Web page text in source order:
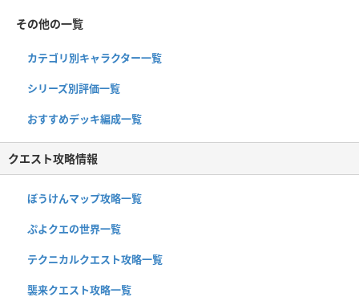
その他の一覧
カテゴリ別キャラクター一覧
シリーズ別評価一覧
おすすめデッキ編成一覧
クエスト攻略情報
ぼうけんマップ攻略一覧
ぷよクエの世界一覧
テクニカルクエスト攻略一覧
襲来クエスト攻略一覧